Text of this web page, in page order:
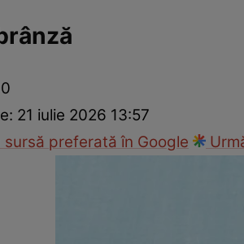
21 iulie 2026 13:57
preferată în Google